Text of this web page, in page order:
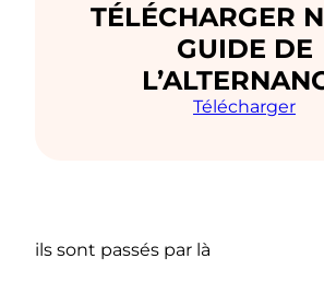
TÉLÉCHARGER
GUIDE DE
Télécharger
ils sont passés par là